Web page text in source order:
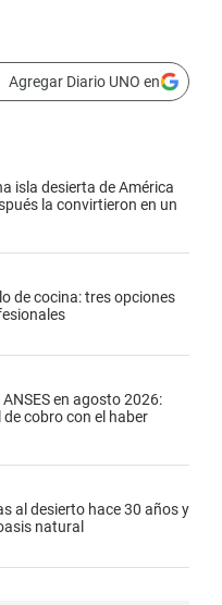
Agregar Diario UNO en
isla desierta de América
la convirtieron en un
de cocina: tres opciones
en agosto 2026:
cobro con el haber
al desierto hace 30 años y
natural